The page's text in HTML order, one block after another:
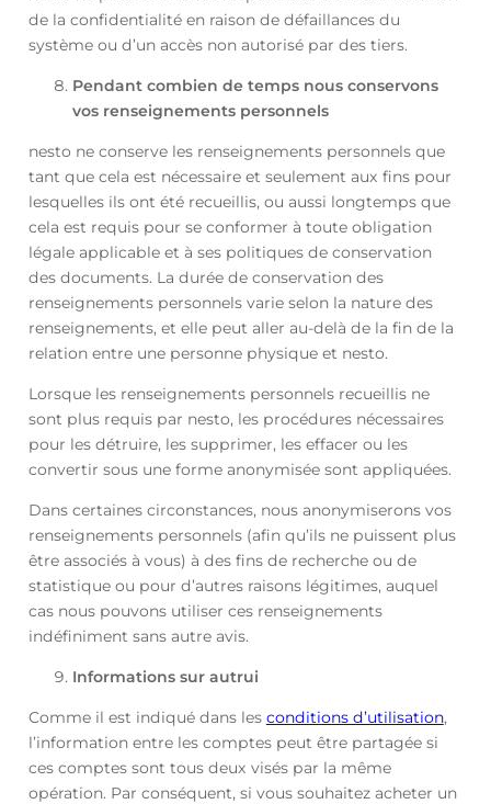
de la confidentialité en raison de défaillances du
système ou d’un accès non autorisé par des tiers.
Pendant combien de temps nous conservons
vos renseignements personnels
nesto ne conserve les renseignements personnels que
tant que cela est nécessaire et seulement aux fins pour
lesquelles ils ont été recueillis, ou aussi longtemps que
cela est requis pour se conformer à toute obligation
légale applicable et à ses politiques de conservation
des documents. La durée de conservation des
renseignements personnels varie selon la nature des
renseignements, et elle peut aller au-delà de la fin de la
relation entre une personne physique et nesto.
Lorsque les renseignements personnels recueillis ne
sont plus requis par nesto, les procédures nécessaires
pour les détruire, les supprimer, les effacer ou les
convertir sous une forme anonymisée sont appliquées.
Dans certaines circonstances, nous anonymiserons vos
renseignements personnels (afin qu’ils ne puissent plus
être associés à vous) à des fins de recherche ou de
statistique ou pour d’autres raisons légitimes, auquel
cas nous pouvons utiliser ces renseignements
indéfiniment sans autre avis.
Informations sur autrui
Comme il est indiqué dans les conditions d’utilisation,
l’information entre les comptes peut être partagée si
ces comptes sont tous deux visés par la même
opération. Par conséquent, si vous souhaitez acheter un